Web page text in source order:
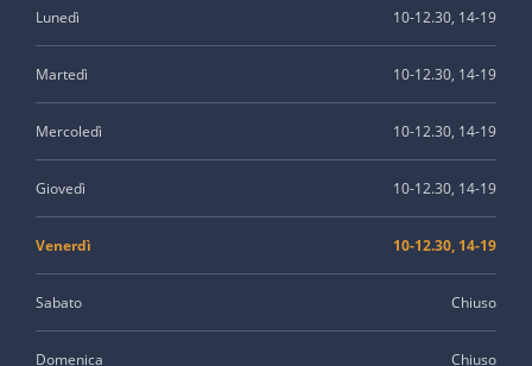
Lunedì 10-12.30, 14-19
Martedì 10-12.30, 14-19
Mercoledì 10-12.30, 14-19
Giovedì 10-12.30, 14-19
Venerdì 10-12.30, 14-19
Sabato Chiuso
Domenica Chiuso